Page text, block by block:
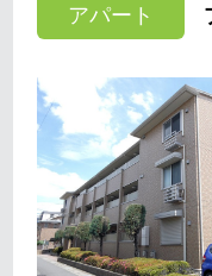
アパート